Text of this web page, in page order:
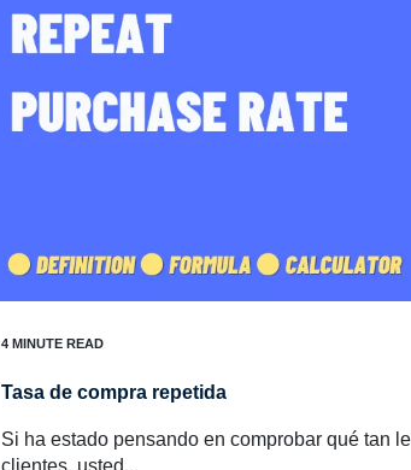
Tasa de compra repetida
Si ha estado pensando en comprobar qué tan
clientes, usted...